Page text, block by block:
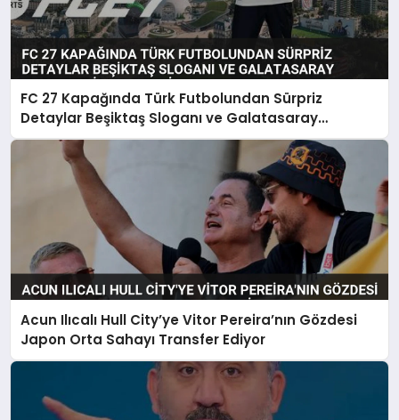
FC 27 Kapağında Türk Futbolundan Sürpriz
Detaylar Beşiktaş Sloganı ve Galatasaray
Forması Dikkat Çekti
Acun Ilıcalı Hull City’ye Vitor Pereira’nın Gözdesi
Japon Orta Sahayı Transfer Ediyor